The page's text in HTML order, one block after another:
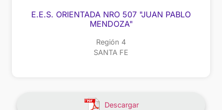
E.E.S. ORIENTADA NRO 507 "JUAN PABLO
MENDOZA"
Región 4
SANTA FE
Descargar